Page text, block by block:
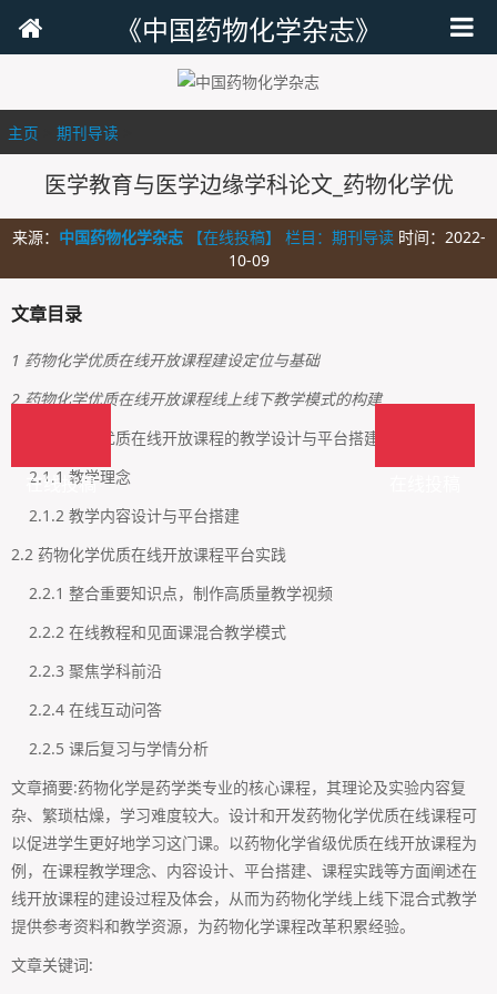
《中国药物化学杂志》
主页 期刊导读
医学教育与医学边缘学科论文_药物化学优
来源： 中国药物化学杂志 【在线投稿】 栏目： 期刊导读时间：2022-
10-09
文章目录
1 药物化学优质在线开放课程建设定位与基础
2 药物化学优质在线开放课程线上线下教学模式的构建
2.1 药物化学优质在线开放课程的教学设计与平台搭建
2.1.1 教学理念
2.1.2 教学内容设计与平台搭建
2.2 药物化学优质在线开放课程平台实践
2.2.1 整合重要知识点，制作高质量教学视频
2.2.2 在线教程和见面课混合教学模式
2.2.3 聚焦学科前沿
2.2.4 在线互动问答
2.2.5 课后复习与学情分析
文章摘要:药物化学是药学类专业的核心课程，其理论及实验内容复
杂、繁琐枯燥，学习难度较大。设计和开发药物化学优质在线课程可
以促进学生更好地学习这门课。以药物化学省级优质在线开放课程为
例，在课程教学理念、内容设计、平台搭建、课程实践等方面阐述在
线开放课程的建设过程及体会，从而为药物化学线上线下混合式教学
提供参考资料和教学资源，为药物化学课程改革积累经验。
文章关键词:
在线投稿